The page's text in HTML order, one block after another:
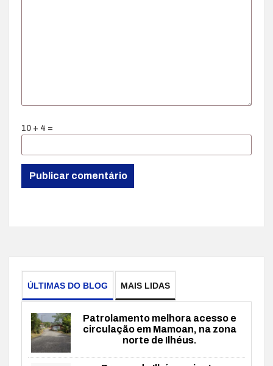
10 + 4 =
ÚLTIMAS DO BLOG MAIS LIDAS
Patrolamento melhora acesso e
circulação em Mamoan, na zona
norte de Ilhéus.